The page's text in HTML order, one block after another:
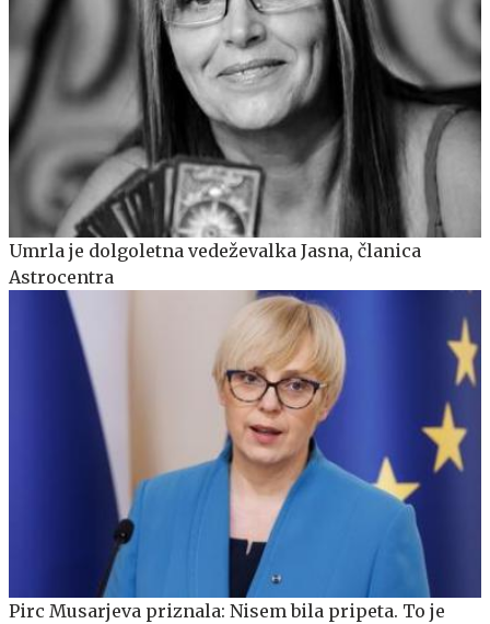
Umrla je dolgoletna vedeževalka Jasna, članica
Astrocentra
Pirc Musarjeva priznala: Nisem bila pripeta. To je